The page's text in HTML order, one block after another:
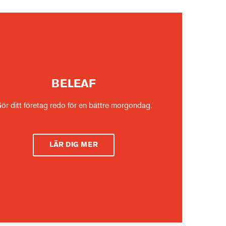
BELEAF
ditt företag redo för en bättre morgondag.
LÄR DIG MER